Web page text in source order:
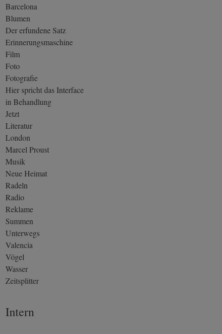
Barcelona
Blumen
Der erfundene Satz
Erinnerungsmaschine
Film
Foto
Fotografie
Hier spricht das Interface
in Behandlung
Jetzt
Literatur
London
Marcel Proust
Musik
Neue Heimat
Radeln
Radio
Reklame
Summen
Unterwegs
Valencia
Vögel
Wasser
Zeitsplitter
Intern